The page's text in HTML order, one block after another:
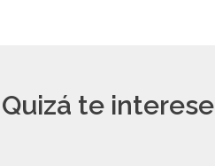
Quizá te interese